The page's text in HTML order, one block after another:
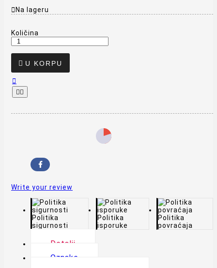
 Na lageru
Količina
 U KORPU

 
Write your review
Politika
sigurnosti
Politika
isporuke
Politika
povraćaja
Detalji
Oznake